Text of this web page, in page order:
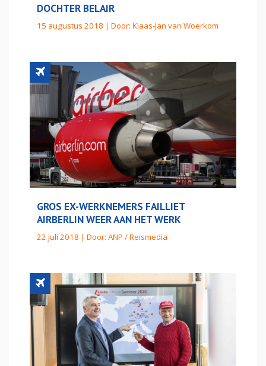
DOCHTER BELAIR
15 augustus 2018 | Door: Klaas-Jan van Woerkom
GROS EX-WERKNEMERS FAILLIET
AIRBERLIN WEER AAN HET WERK
22 juli 2018 | Door: ANP / Reismedia